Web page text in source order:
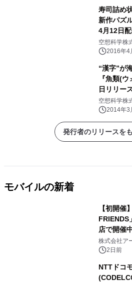
寿司詰め
新作パズ
4月12日
空想科学株
2016年4
“漢字”が
『魚類(
日リリー
の漢字」
空想科学株
2014年3
発行者のリリースを
モバイルの新着
【初開催
FRIENDS
店で開催
FRIENDS
ートとし
株式会社ア
2日前
NTTドコ